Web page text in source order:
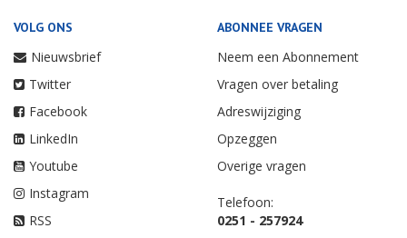
VOLG ONS
Nieuwsbrief
Twitter
Facebook
LinkedIn
Youtube
Instagram
RSS
ABONNEE VRAGEN
Neem een Abonnement
Vragen over betaling
Adreswijziging
Opzeggen
Overige vragen
Telefoon:
0251 - 257924